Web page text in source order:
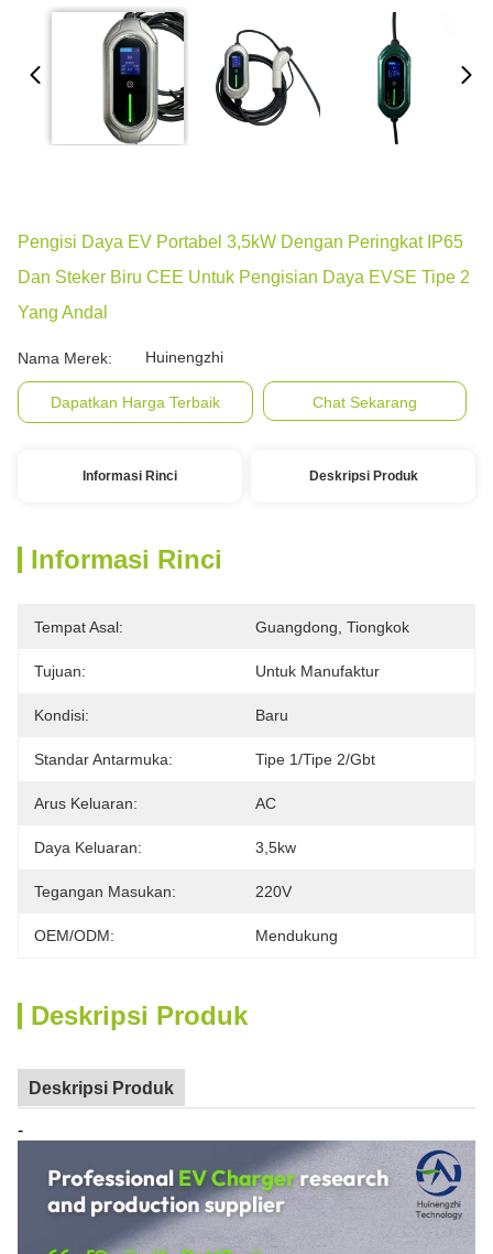
Pengisi Daya EV Portabel 3,5kW Dengan Peringkat IP65
Dan Steker Biru CEE Untuk Pengisian Daya EVSE Tipe 2
Yang Andal
Nama Merek: Huinengzhi
Dapatkan Harga Terbaik Chat Sekarang
Informasi Rinci Deskripsi Produk
Informasi Rinci
Tempat Asal: Guangdong, Tiongkok
Tujuan: Untuk Manufaktur
Kondisi: Baru
Standar Antarmuka: Tipe 1/tipe 2/gbt
Arus Keluaran: AC
Daya Keluaran: 3,5kw
Tegangan Masukan: 220V
OEM/ODM: Mendukung
Deskripsi Produk
Deskripsi Produk
-